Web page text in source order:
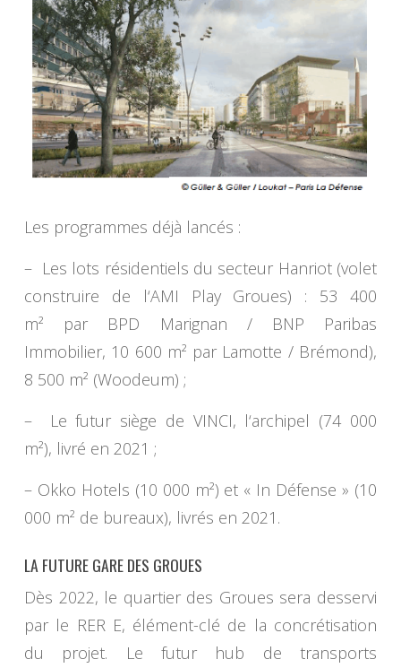
Les programmes déjà lancés :
– Les lots résidentiels du secteur Hanriot (volet
construire de l‘AMI Play Groues) : 53
400
m² par BPD Marignan / BNP Paribas
Immobilier, 10 600 m² par Lamotte / Brémond),
8 500 m² (Woodeum) ;
–
L e futur siège de VINCI, l‘archipel (74 000
m²), livré en 2021 ;
– Okko Hotels (10 000 m²) et « In Défense » (10
000 m² de bureaux), livrés en 2021.
LA FUTURE GARE DES GROUES
Dès 2022, le quartier des Groues sera desservi
par le RER E, élément-clé de la concrétisation
du projet. Le futur hub de transports